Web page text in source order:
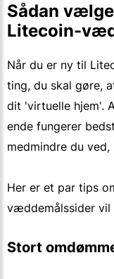
Sådan
Litecoin-
Når du er ny til
ting, du skal gøre,
dit 'virtuelle hjem'.
ende fungerer
medmindre du
Her er et par tips
væddemålssider vil
Stort